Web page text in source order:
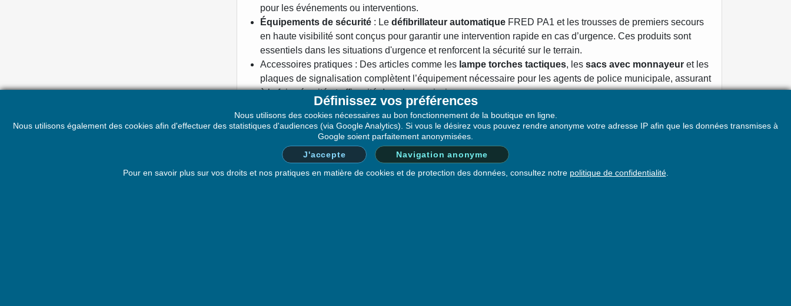
pour les événements ou interventions.
Équipements de sécurité : Le défibrillateur automatique FRED PA1 et les trousses de premiers secours
en haute visibilité sont conçus pour garantir une intervention rapide en cas d’urgence. Ces produits sont
essentiels dans les situations d'urgence et renforcent la sécurité sur le terrain.
Accessoires pratiques : Des articles comme les lampe torches tactiques, les sacs avec monnayeur et les
plaques de signalisation complètent l’équipement nécessaire pour les agents de police municipale, assurant
à la fois sécurité et efficacité dans leurs missions.
Cette gamme d'équipements de signalétique et de dispositifs de sécurité a été soigneusement sélectionnée
pour répondre aux besoins spécifiques des agents de police municipale et des collectivités locales. Ces
produits permettent de gérer efficacement les espaces publics et de garantir la sécurité, la prévention et
l’information pour le bien-être de la communauté.
Définissez vos préférences
Nous utilisons des cookies nécessaires au bon fonctionnement de la boutique en ligne.
Nous utilisons également des cookies afin d'effectuer des statistiques d'audiences (via Google Analytics). Si vous le désirez vous pouvez rendre anonyme votre adresse IP afin que les données transmises à
Google soient parfaitement anonymisées.
J'accepte
Navigation anonyme
Pour en savoir plus sur vos droits et nos pratiques en matière de cookies et de protection des données, consultez notre politique de confidentialité.